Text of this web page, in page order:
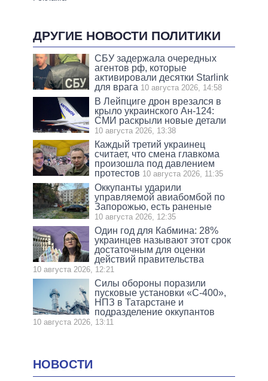
ДРУГИЕ НОВОСТИ ПОЛИТИКИ
СБУ задержала очередных
агентов рф, которые
активировали десятки Starlink
для врага 10 августа 2026, 14:58
В Лейпциге дрон врезался в
крыло украинского Ан-124:
СМИ раскрыли новые детали
10 августа 2026, 13:38
Каждый третий украинец
считает, что смена главкома
произошла под давлением
протестов 10 августа 2026, 11:35
Оккупанты ударили
управляемой авиабомбой по
Запорожью, есть раненые
10 августа 2026, 12:35
Один год для Кабмина: 28%
украинцев называют этот срок
достаточным для оценки
действий правительства
10 августа 2026, 12:21
Силы обороны поразили
пусковые установки «С-400»,
НПЗ в Татарстане и
подразделение оккупантов
10 августа 2026, 13:11
НОВОСТИ